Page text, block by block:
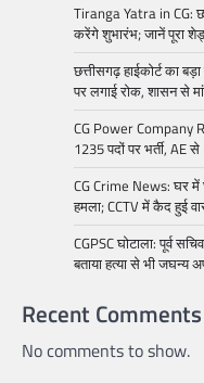
Tiranga Yatra in CG:
करेंगे शुभारंभ; जानें पूरा
छत्तीसगढ़ हाईकोर्ट का
पर लगाई रोक, शासन से
CG Power Company
1235 पदों पर भर्ती,
CG Crime News: घर में
हमला; CCTV में कैद हुई
CGPSC घोटाला: पूर्व
बताया हत्या से भी जघन्य
Recent Comments
No comments to show.